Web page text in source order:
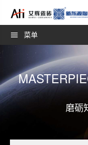
菜单
磨砺